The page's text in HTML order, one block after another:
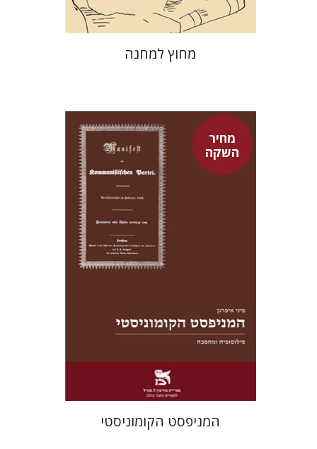
מחוץ למחנה
מחיר
השקהפיני איפרגן
מחיר השקה
המניפסט הקומוניסטי